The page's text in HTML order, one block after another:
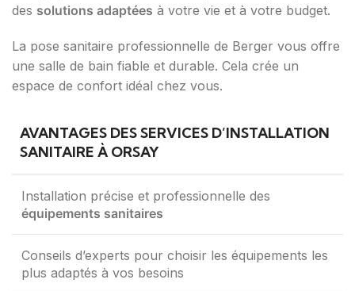
des solutions adaptées à votre vie et à votre budget.
La pose sanitaire professionnelle de Berger vous offre
une salle de bain fiable et durable. Cela crée un
espace de confort idéal chez vous.
AVANTAGES DES SERVICES D’INSTALLATION
SANITAIRE À ORSAY
Installation précise et professionnelle des
équipements sanitaires
Conseils d’experts pour choisir les équipements les
plus adaptés à vos besoins